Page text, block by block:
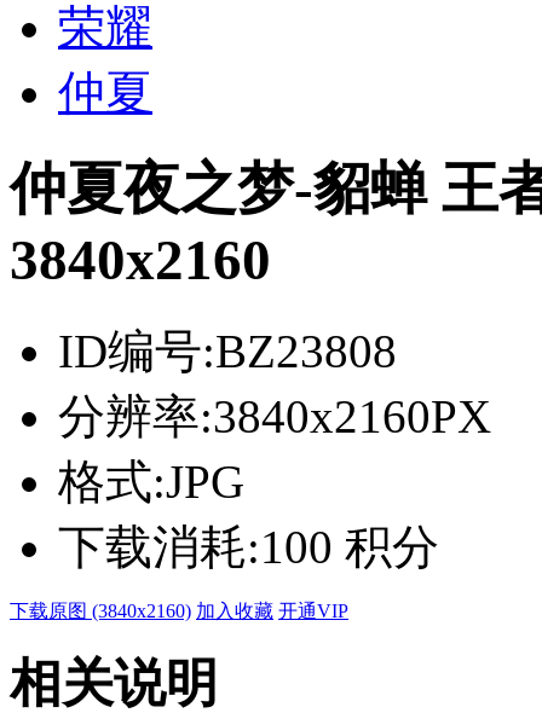
荣耀
仲夏
仲夏夜之梦-貂蝉 王
3840x2160
ID编号:BZ23808
分辨率:3840x2160PX
格式:JPG
下载消耗:100 积分
下载原图 (3840x2160) 加入收藏 开通VIP
相关说明